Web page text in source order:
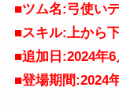
■ツム名:弓使い
■スキル:上から
■追加日:2024年6
■登場期間:2024